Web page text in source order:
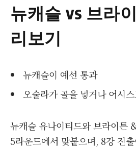
뉴캐슬 vs 브라
리보기
뉴캐슬이 예선 통과
오술라가 골을 넣거나 어시
뉴캐슬 유나이티드와 브라이튼
5라운드에서 맞붙으며, 8강 진